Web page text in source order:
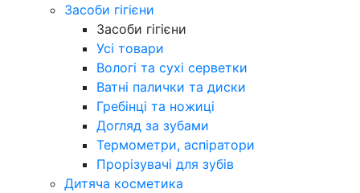
Засоби гігієни
Засоби гігієни
Усі товари
Вологі та сухі серветки
Ватні палички та диски
Гребінці та ножиці
Догляд за зубами
Термометри, аспіратори
Прорізувачі для зубів
Дитяча косметика